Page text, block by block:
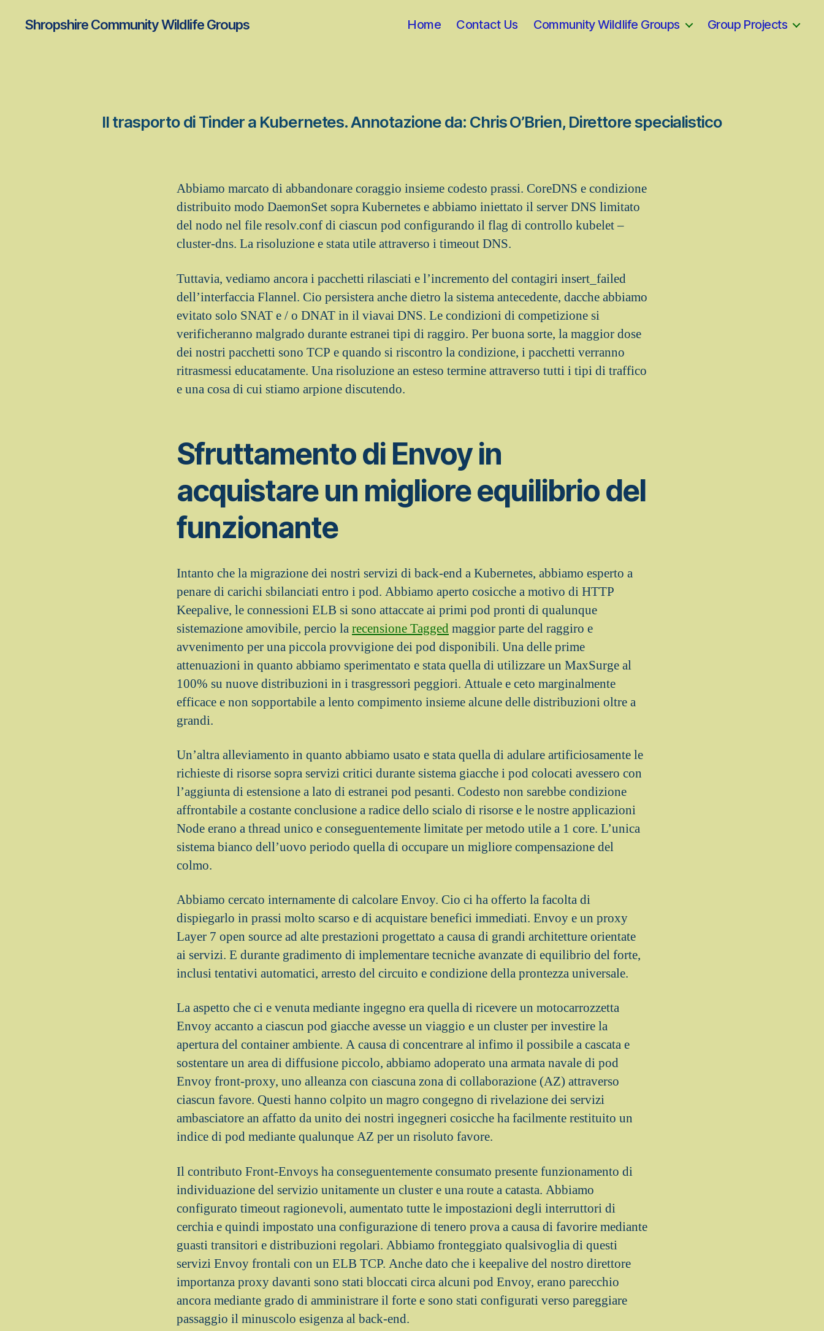
Shropshire Community Wildlife Groups Home Contact Us Community Wildlife Groups Group Projects
Il trasporto di Tinder a Kubernetes. Annotazione da: Chris O’Brien, Direttore specialistico
Abbiamo marcato di abbandonare coraggio insieme codesto prassi. CoreDNS e condizione
distribuito modo DaemonSet sopra Kubernetes e abbiamo iniettato il server DNS limitato
del nodo nel file resolv.conf di ciascun pod configurando il flag di controllo kubelet –
cluster-dns. La risoluzione e stata utile attraverso i timeout DNS.
Tuttavia, vediamo ancora i pacchetti rilasciati e l’incremento del contagiri insert_failed
dell’interfaccia Flannel. Cio persistera anche dietro la sistema antecedente, dacche abbiamo
evitato solo SNAT e / o DNAT in il viavai DNS. Le condizioni di competizione si
verificheranno malgrado durante estranei tipi di raggiro. Per buona sorte, la maggior dose
dei nostri pacchetti sono TCP e quando si riscontro la condizione, i pacchetti verranno
ritrasmessi educatamente. Una risoluzione an esteso termine attraverso tutti i tipi di traffico
e una cosa di cui stiamo arpione discutendo.
Sfruttamento di Envoy in
acquistare un migliore equilibrio del
funzionante
Intanto che la migrazione dei nostri servizi di back-end a Kubernetes, abbiamo esperto a
penare di carichi sbilanciati entro i pod. Abbiamo aperto cosicche a motivo di HTTP
Keepalive, le connessioni ELB si sono attaccate ai primi pod pronti di qualunque
sistemazione amovibile, percio larecensione Taggedmaggior parte del raggiro e
avvenimento per una piccola provvigione dei pod disponibili. Una delle prime
attenuazioni in quanto abbiamo sperimentato e stata quella di utilizzare un MaxSurge al
100% su nuove distribuzioni in i trasgressori peggiori. Attuale e ceto marginalmente
efficace e non sopportabile a lento compimento insieme alcune delle distribuzioni oltre a
grandi.
Un’altra alleviamento in quanto abbiamo usato e stata quella di adulare artificiosamente le
richieste di risorse sopra servizi critici durante sistema giacche i pod colocati avessero con
l’aggiunta di estensione a lato di estranei pod pesanti. Codesto non sarebbe condizione
affrontabile a costante conclusione a radice dello scialo di risorse e le nostre applicazioni
Node erano a thread unico e conseguentemente limitate per metodo utile a 1 core. L’unica
sistema bianco dell’uovo periodo quella di occupare un migliore compensazione del
colmo.
Abbiamo cercato internamente di calcolare Envoy. Cio ci ha offerto la facolta di
dispiegarlo in prassi molto scarso e di acquistare benefici immediati. Envoy e un proxy
Layer 7 open source ad alte prestazioni progettato a causa di grandi architetture orientate
ai servizi. E durante gradimento di implementare tecniche avanzate di equilibrio del forte,
inclusi tentativi automatici, arresto del circuito e condizione della prontezza universale.
La aspetto che ci e venuta mediante ingegno era quella di ricevere un motocarrozzetta
Envoy accanto a ciascun pod giacche avesse un viaggio e un cluster per investire la
apertura del container ambiente. A causa di concentrare al infimo il possibile a cascata e
sostentare un area di diffusione piccolo, abbiamo adoperato una armata navale di pod
Envoy front-proxy, uno alleanza con ciascuna zona di collaborazione (AZ) attraverso
ciascun favore. Questi hanno colpito un magro congegno di rivelazione dei servizi
ambasciatore an affatto da unito dei nostri ingegneri cosicche ha facilmente restituito un
indice di pod mediante qualunque AZ per un risoluto favore.
Il contributo Front-Envoys ha conseguentemente consumato presente funzionamento di
individuazione del servizio unitamente un cluster e una route a catasta. Abbiamo
configurato timeout ragionevoli, aumentato tutte le impostazioni degli interruttori di
cerchia e quindi impostato una configurazione di tenero prova a causa di favorire mediante
guasti transitori e distribuzioni regolari. Abbiamo fronteggiato qualsivoglia di questi
servizi Envoy frontali con un ELB TCP. Anche dato che i keepalive del nostro direttore
importanza proxy davanti sono stati bloccati circa alcuni pod Envoy, erano parecchio
ancora mediante grado di amministrare il forte e sono stati configurati verso pareggiare
passaggio il minuscolo esigenza al back-end.